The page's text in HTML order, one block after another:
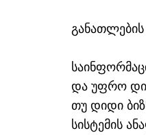
და უფრო
თუ დიდი
სისტემის